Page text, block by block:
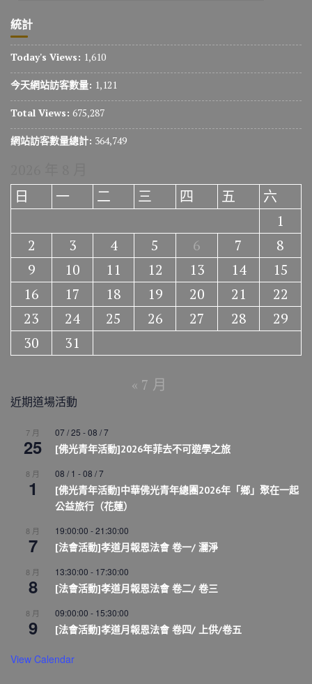
統計
Today's Views: 1,610
今天網站訪客數量: 1,121
Total Views: 675,287
網站訪客數量總計: 364,749
日
一 二 三 四 五
六
1
2
3 4 5 6 7
8
9
10 11 12 13 14
15
16
17 18 19 20 21
22
23
24 25 26 27 28
29
30
31
« 7 月
近期道場活動
7 月
25
07 / 25 -08 / 7
[佛光青年活動]2026年菲去不可遊學之旅
8 月
1
08 / 1 -08 / 7
[佛光青年活動]中華佛光青年總團2026年「鄉」聚在一起
公益旅行（花蓮）
8 月
7
19:00:00 -21:30:00
[法會活動]孝道月報恩法會 卷一/ 灑淨
8 月
8
13:30:00 - 17:30:00
[法會活動]孝道月報恩法會 卷二/ 卷三
8 月
9
09:00:00 - 15:30:00
[法會活動]孝道月報恩法會 卷四/ 上供/卷五
View Calendar